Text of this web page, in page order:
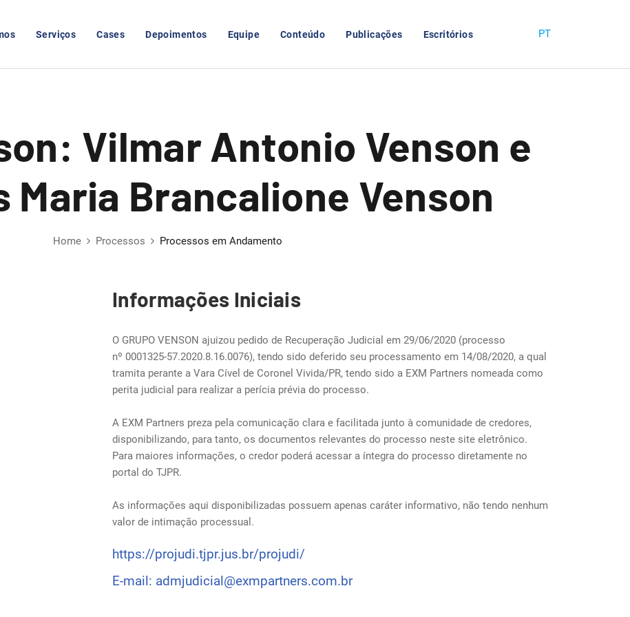
Serviços Cases Depoimentos Equipe Conteúdo Publicações Escritórios PT
Vilmar Antonio Venson e
Maria Brancalione Venson
Home Processos Processos em Andamento
Informações Iniciais
O GRUPO VENSON ajuizou pedido de Recuperação Judicial em 29/06/2020 (processo
nº 0001325-57.2020.8.16.0076), tendo sido deferido seu processamento em 14/08/2020, a qual
tramita perante a Vara Cível de Coronel Vivida/PR, tendo sido a EXM Partners nomeada como
perita judicial para realizar a perícia prévia do processo.
A EXM Partners preza pela comunicação clara e facilitada junto à comunidade de credores,
disponibilizando, para tanto, os documentos relevantes do processo neste site eletrônico.
Para maiores informações, o credor poderá acessar a íntegra do processo diretamente no
portal do TJPR.
As informações aqui disponibilizadas possuem apenas caráter informativo, não tendo nenhum
valor de intimação processual.
https://projudi.tjpr.jus.br/projudi/
E-mail: admjudicial@exmpartners.com.br